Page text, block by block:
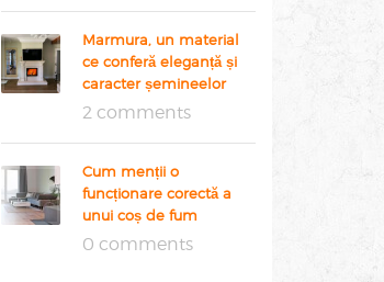
Marmura, un material
ce conferă eleganță și
caracter șemineelor
2 comments
Cum menții o
funcționare corectă a
unui coș de fum
0 comments